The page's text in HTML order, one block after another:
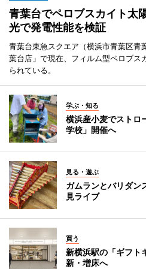
青葉台でペロブスカイト
光で発電性能を検証
青葉台東急スクエア（横浜市青葉区青
葉台店」で現在、フィルム型ペロブス
られている。
学ぶ・知る
横浜産小麦でスト
学校」開催へ
見る・遊ぶ
ガムランとバリダ
見ライブ
買う
新横浜駅の「ギフト
新・増床へ